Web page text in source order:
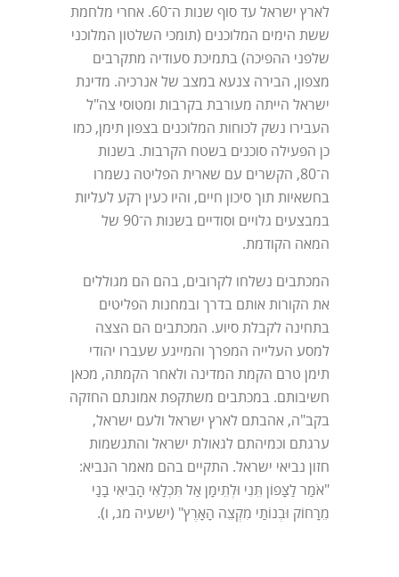
לארץ ישראל עד סוף שנות ה־60. אחרי מלחמת
ששת הימים המלוכנים (תומכי השלטון המלוכני
שלפני ההפיכה) בתמיכת סעודיה מתקרבים
מצפון, הבירה צנעא במצב של אנרכיה. מדינת
ישראל הייתה מעורבת בקרבות ומטוסי צה"ל
העבירו נשק לכוחות המלוכנים בצפון תימן, כמו
כן הפעילה סוכנים בשטח הקרבות. בשנות
ה־80, הקשרים עם שארית הפליטה נשמרו
בחשאיות תוך סיכון חיים, והיו כעין רקע לעליות
במבצעים גלויים וסודיים בשנות ה־90 של
המאה הקודמת.
המכתבים נשלחו לקרובים, בהם הם מגוללים
את הקורות אותם בדרך ובמחנות הפליטים
בתחינה לקבלת סיוע. המכתבים הם הצצה
למסע העלייה המפרך והמייגע שעברו יהודי
תימן טרם הקמת המדינה ולאחר הקמתה, מכאן
חשיבותם. במכתבים משתקפת אמונתם החזקה
בקב"ה, אהבתם לארץ ישראל ולעם ישראל,
ערגתם וכמיהתם לגאולת ישראל והתגשמות
חזון נביאי ישראל. התקיים בהם מאמר הנביא:
"אֹמַר לַצָּפוֹן תֵּנִי וּלְתֵימָן אַל תִּכְלָאִי הָבִיאִי בָנַי
מֵרָחוֹק וּבְנוֹתַי מִקְצֵה הָאָרֶץ" (ישעיה מג, ו).